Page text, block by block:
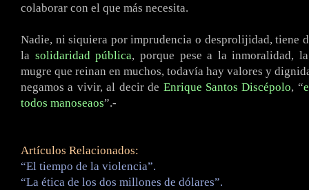
colaborar con el que más necesita.
Nadie, ni siquiera por imprudencia o desprolijidad, tiene
la solidaridad pública, porque pese a la inmoralidad,
mugre que reinan en muchos, todavía hay valores y
negamos a vivir, al decir de Enrique Santos Discépolo, “
todos manoseaos”.-
Artículos Relacionados:
“El tiempo de la violencia”.
“La ética de los dos millones de dólares”.